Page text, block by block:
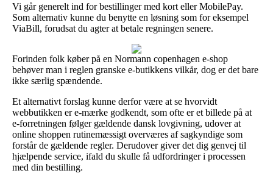
Vi går generelt ind for bestillinger med kort eller MobilePay.
Som alternativ kunne du benytte en løsning som for eksempel
ViaBill, forudsat du agter at betale regningen senere.
Forinden folk køber på en Normann copenhagen e-shop
behøver man i reglen granske e-butikkens vilkår, dog er det bare
ikke særlig spændende.
Et alternativt forslag kunne derfor være at se hvorvidt
webbutikken er e-mærke godkendt, som ofte er et billede på at
e-forretningen følger gældende dansk lovgivning, udover at
online shoppen rutinemæssigt overværes af sagkyndige som
forstår de gældende regler. Derudover giver det dig genvej til
hjælpende service, ifald du skulle få udfordringer i processen
med din bestilling.